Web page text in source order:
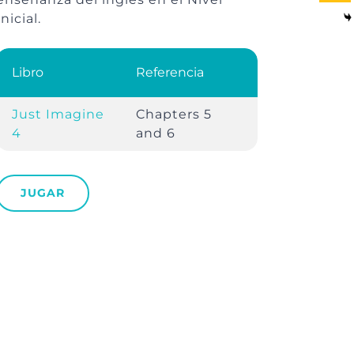
Libro Referencia
Just Imagine
4
Chapters 5
and 6
JUGAR